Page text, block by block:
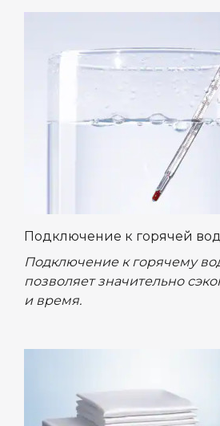
Подключение к горячей
Подключение к горячему
позволяет значительно
и время.